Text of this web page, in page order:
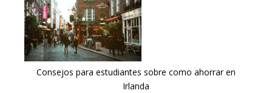
Consejos para estudiantes sobre como ahorrar en
Irlanda